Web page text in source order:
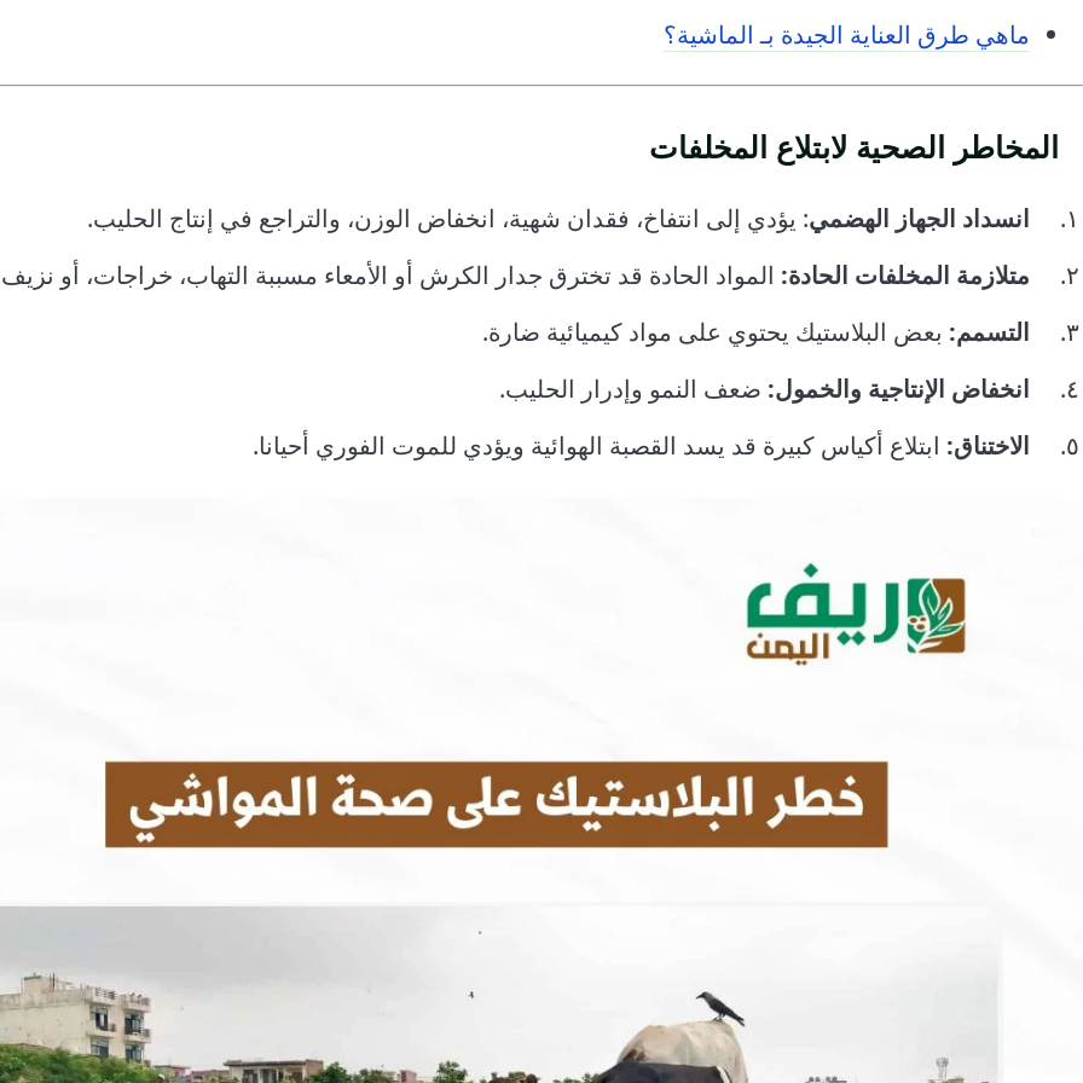
ماهي طرق العناية الجيدة بـ الماشية؟
المخاطر الصحية لابتلاع المخلفات
انسداد الجهاز الهضمي: يؤدي إلى انتفاخ، فقدان شهية، انخفاض الوزن، والتراجع في إنتاج الحليب.
متلازمة المخلفات الحادة: المواد الحادة قد تخترق جدار الكرش أو الأمعاء مسببة التهاب، خراجات، أو
التسمم: بعض البلاستيك يحتوي على مواد كيميائية ضارة.
انخفاض الإنتاجية والخمول: ضعف النمو وإدرار الحليب.
الاختناق: ابتلاع أكياس كبيرة قد يسد القصبة الهوائية ويؤدي للموت الفوري أحيانا.